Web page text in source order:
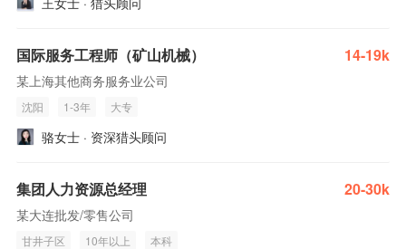
国际服务工程师（矿山机械） 14-19k
某上海其他商务服务业公司
沈阳 1-3年 大专
骆女士 · 资深猎头顾问
集团人力资源总经理 20-30k
某大连批发/零售公司
甘井子区 10年以上 本科